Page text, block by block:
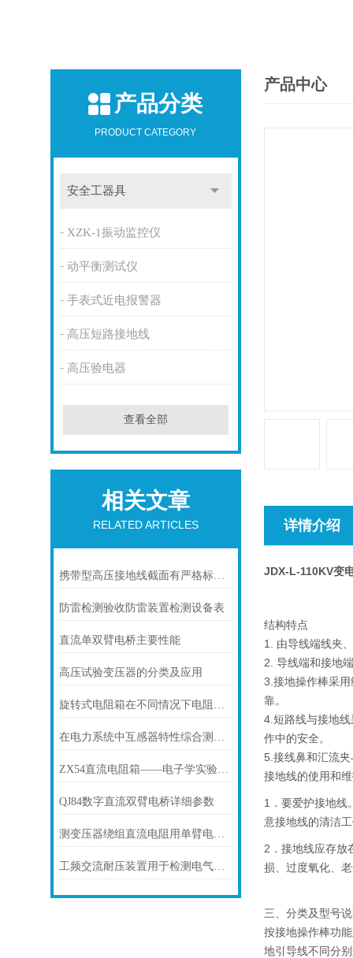
产品分类
PRODUCT CATEGORY
安全工器具
XZK-1振动监控仪
动平衡测试仪
手表式近电报警器
高压短路接地线
高压验电器
查看全部
相关文章
RELATED ARTICLES
携带型高压接地线截面有严格标准和要求
防雷检测验收防雷装置检测设备表
直流单双臂电桥主要性能
高压试验变压器的分类及应用
旋转式电阻箱在不同情况下电阻盘的运用
在电力系统中互感器特性综合测试仪有什么作用？
ZX54直流电阻箱——电子学实验中的工具
QJ84数字直流双臂电桥详细参数
测变压器绕组直流电阻用单臂电桥还是双臂电桥？
工频交流耐压装置用于检测电气设备绝缘性能
产品中心
详情介绍
JDX-L-110KV变
结构特点
1. 由导线端线夹
2. 导线端和接地
3.接地操作棒采
靠。
4.短路线与接地
作中的安全。
5.接线鼻和汇流
接地线的使用和
1．要爱护接地线
意接地线的清洁
2．接地线应存放
损、过度氧化、
三、分类及型号
按接地操作棒功
地引导线不同分